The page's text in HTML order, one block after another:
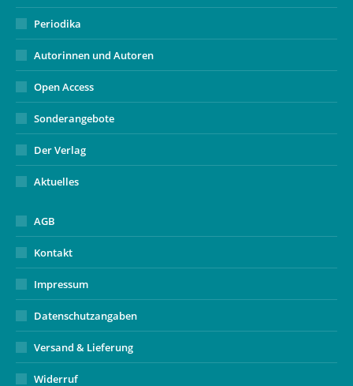
Periodika
Autorinnen und Autoren
Open Access
Sonderangebote
Der Verlag
Aktuelles
AGB
Kontakt
Impressum
Datenschutzangaben
Versand & Lieferung
Widerruf